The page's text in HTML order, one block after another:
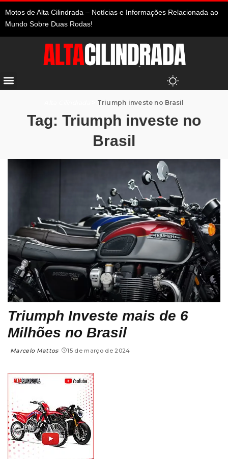
Motos de Alta Cilindrada – Notícias e Informações Relacionada ao
Mundo Sobre Duas Rodas!
Triumph investe no Brasil
Tag: Triumph investe no
Brasil
Triumph Investe mais de 6
Milhões no Brasil
Marcelo Mattos 15 de março de 2024